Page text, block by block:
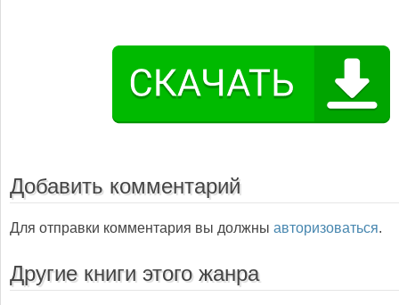
Добавить комментарий
Для отправки комментария вы должны авторизоваться.
Другие книги этого жанра